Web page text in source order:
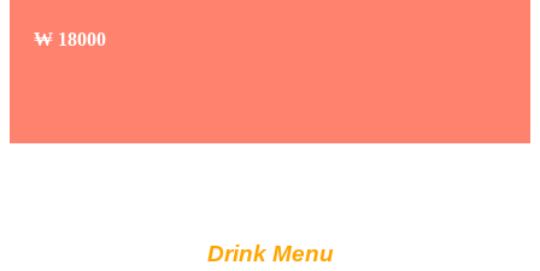
₩ 18000
Drink Menu